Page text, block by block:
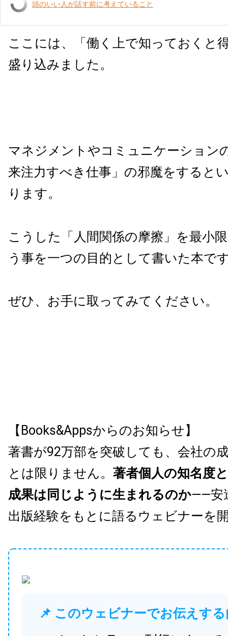
頭のいい人が話す前に考えていること
ここには、「働く上で知っておくと
盛り込みました。
マネジメントやコミュニケーション
来注力すべき仕事」の邪魔をすると
ります。
こうした「人間関係の摩擦」を最小
う事を一つの目的として書いた本で
ぜひ、お手に取ってみてください。
【Books&Appsからのお知らせ】
著書が92万部を突破しても、会社の
とは限りません。 著者個人の知名度
成果は同じように生まれるのか——安
出版経験をもとに語るウェビナーを
📌 このウェビナーでお伝えす